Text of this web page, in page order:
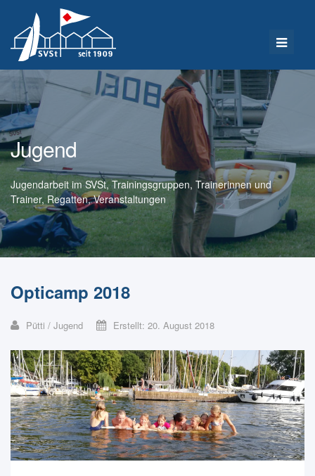
Jugend
Jugendarbeit im SVSt, Trainingsgruppen, Trainerinnen und
Trainer, Regatten, Veranstaltungen
Opticamp 2018
Pütti / Jugend Erstellt: 20. August 2018